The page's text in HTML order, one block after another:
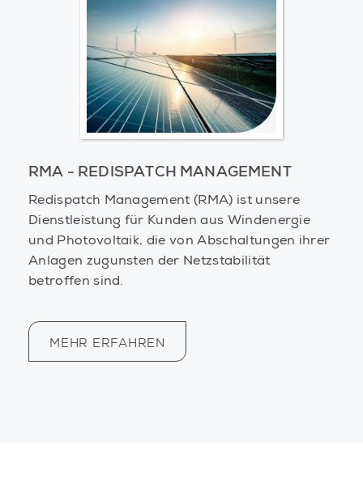
RMA - REDISPATCH MANAGEMENT
Redispatch Management (RMA) ist unsere
Dienstleistung für Kunden aus Windenergie
und Photovoltaik, die von Abschaltungen ihrer
Anlagen zugunsten der Netzstabilität
betroffen sind.
MEHR ERFAHREN